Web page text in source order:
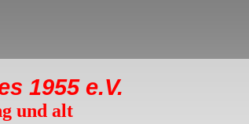
1955 e.V.
und alt